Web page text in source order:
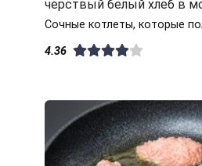
черствый белый хлеб в
Сочные котлеты, которые
4.36